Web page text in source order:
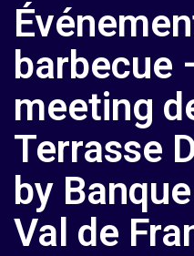
barbecue
meeting
Terrasse
by
Val de